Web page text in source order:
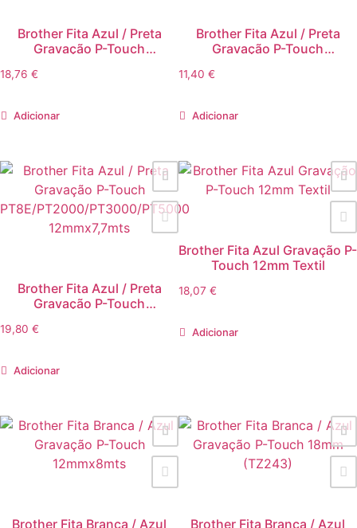
Brother Fita Azul / Preta
Gravação P-Touch
18,76 €
Adicionar
Brother Fita Azul / Preta
Gravação P-Touch
9mmx8mts (Não Laminada)
11,40 €
Adicionar
Brother Fita Azul / Preta
Gravação P-Touch
19,80 €
Adicionar
Brother Fita Azul Gravação P-
Touch 12mm Textil
18,07 €
Adicionar
Brother Fita Branca / Azul Brother Fita Branca / Azul